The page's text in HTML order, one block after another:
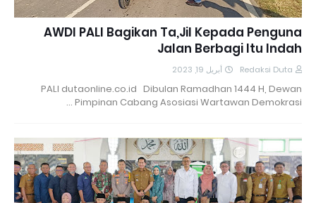
AWDI PALI Bagikan Ta,Jil Kepada Penguna
Jalan Berbagi Itu Indah
Redaksi Duta أبريل 19, 2023
PALI dutaonline.co.id Dibulan Ramadhan 1444 H, Dewan
Pimpinan Cabang Asosiasi Wartawan Demokrasi …